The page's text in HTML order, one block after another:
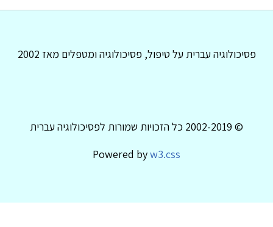
פסיכולוגיה עברית על טיפול, פסיכולוגיה ומטפלים מאז 2002
© 2002-2019 כל הזכויות שמורות לפסיכולוגיה עברית
Powered byw3.css